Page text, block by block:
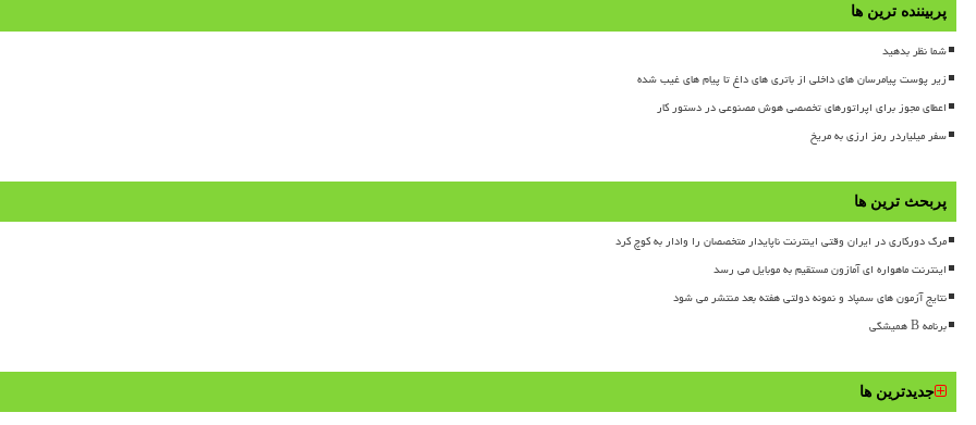
پربیننده ترین ها
شما نظر بدهید
زیر پوست پیامرسان های داخلی از باتری های داغ تا پیام های غیب شده
اعطای مجوز برای اپراتورهای تخصصی هوش مصنوعی در دستور کار
سفر میلیاردر رمز ارزی به مریخ
پربحث ترین ها
مرگ دورکاری در ایران وقتی اینترنت ناپایدار متخصصان را وادار به کوچ کرد
اینترنت ماهواره ای آمازون مستقیم به موبایل می رسد
نتایج آزمون های سمپاد و نمونه دولتی هفته بعد منتشر می شود
برنامه B همیشگی
جدیدترین ها